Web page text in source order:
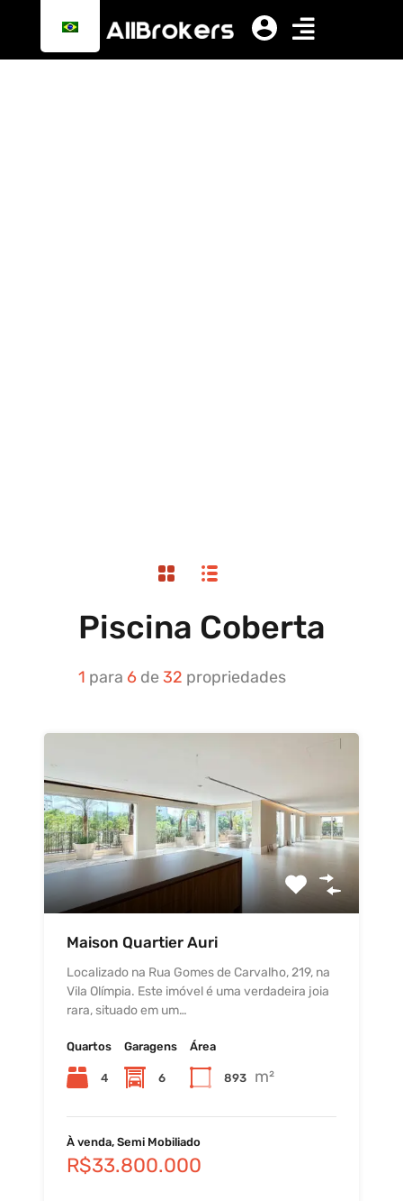
Piscina Coberta
1 para 6 de32 propriedades
Maison Quartier Auri
Localizado na Rua Gomes de Carvalho, 219, na
Vila Olímpia. Este imóvel é uma verdadeira joia
rara, situado em um…
Quartos
4
Garagens
6
Área
893 m²
À venda, Semi Mobiliado
R$33.800.000